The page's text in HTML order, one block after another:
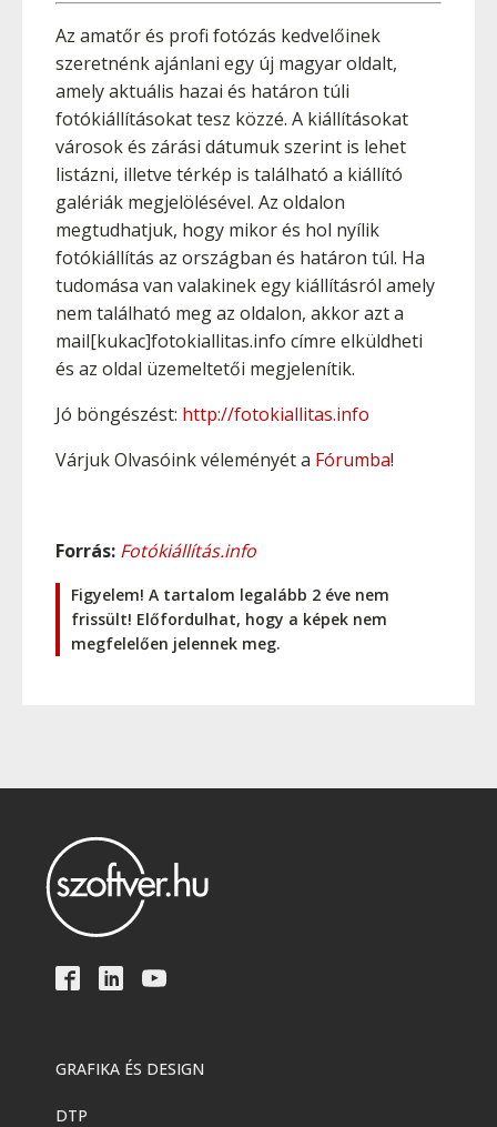
­Az amatőr és profi fotózás kedvelőinek
szeretnénk ajánlani egy új magyar oldalt,
amely aktuális hazai és határon túli
fotókiállításokat tesz közzé. A kiállításokat
városok és zárási dátumuk szerint is lehet
listázni, illetve térkép is található a kiállító
galériák megjelölésével. Az oldalon
megtudhatjuk, hogy mikor és hol nyílik
fotókiállítás az országban és határon túl. Ha
tudomása van valakinek egy kiállításról amely
nem található meg az oldalon, akkor azt a
mail[kukac]fotokiallitas.info címre elküldheti
és az oldal üzemeltetői megjelenítik.
Jó böngészést: http://fotokiallitas.info
Várjuk Olvasóink véleményét a Fórumba!
Forrás: Fotókiállítás.info
Figyelem! A tartalom legalább 2 éve nem
frissült! Előfordulhat, hogy a képek nem
megfelelően jelennek meg.
GRAFIKA ÉS DESIGN
DTP